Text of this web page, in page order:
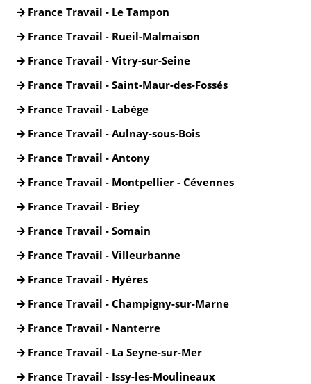
France Travail - Le Tampon
France Travail - Rueil-Malmaison
France Travail - Vitry-sur-Seine
France Travail - Saint-Maur-des-Fossés
France Travail - Labège
France Travail - Aulnay-sous-Bois
France Travail - Antony
France Travail - Montpellier - Cévennes
France Travail - Briey
France Travail - Somain
France Travail - Villeurbanne
France Travail - Hyères
France Travail - Champigny-sur-Marne
France Travail - Nanterre
France Travail - La Seyne-sur-Mer
France Travail - Issy-les-Moulineaux